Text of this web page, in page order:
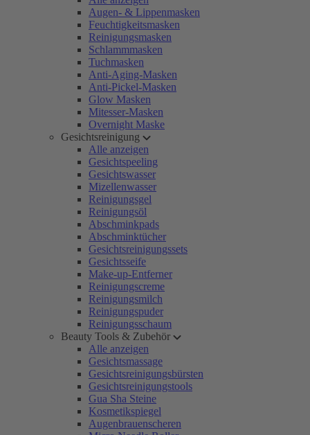
Augen- & Lippenmasken
Feuchtigkeitsmasken
Reinigungsmasken
Schlammmasken
Tuchmasken
Anti-Aging-Masken
Anti-Pickel-Masken
Glow Masken
Mitesser-Masken
Overnight Maske
Gesichtsreinigung
Alle anzeigen
Gesichtspeeling
Gesichtswasser
Mizellenwasser
Reinigungsgel
Reinigungsöl
Abschminkpads
Abschminktücher
Gesichtsreinigungssets
Gesichtsseife
Make-up-Entferner
Reinigungscreme
Reinigungsmilch
Reinigungspuder
Reinigungsschaum
Beauty Tools & Zubehör
Alle anzeigen
Gesichtsmassage
Gesichtsreinigungsbürsten
Gesichtsreinigungstools
Gua Sha Steine
Kosmetikspiegel
Augenbrauenscheren